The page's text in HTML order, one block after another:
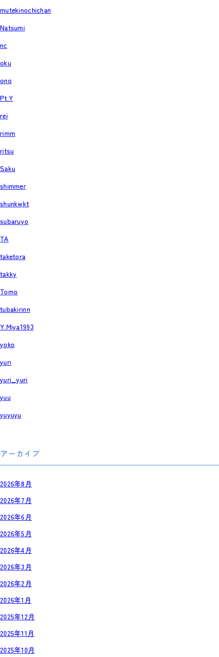
mutekinochichan
Natsumi
nc
oku
ono
Pt.Y
rei
rimm
ritsu
Saku
shimmer
shunkwkt
subaruyo
TA
taketora
takky
Tomo
tubakirinn
Y.Miya1993
yoko
yuri
yuri_yuri
yuu
yuyuyu
アーカイブ
2026年8月
2026年7月
2026年6月
2026年5月
2026年4月
2026年3月
2026年2月
2026年1月
2025年12月
2025年11月
2025年10月